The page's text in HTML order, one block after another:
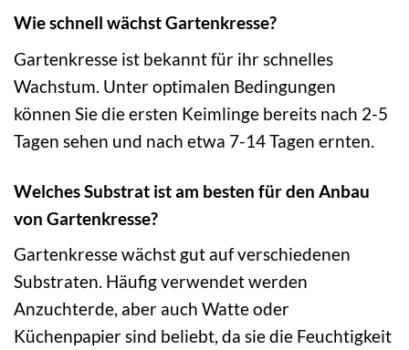
Wie schnell wächst Gartenkresse?
Gartenkresse ist bekannt für ihr schnelles
Wachstum. Unter optimalen Bedingungen
können Sie die ersten Keimlinge bereits nach 2-5
Tagen sehen und nach etwa 7-14 Tagen ernten.
Welches Substrat ist am besten für den Anbau
von Gartenkresse?
Gartenkresse wächst gut auf verschiedenen
Substraten. Häufig verwendet werden
Anzuchterde, aber auch Watte oder
Küchenpapier sind beliebt, da sie die Feuchtigkeit